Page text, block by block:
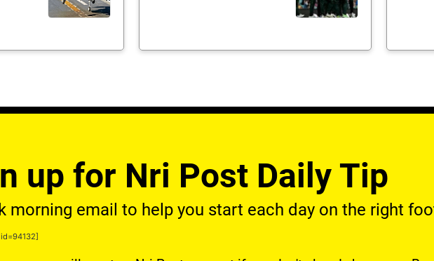
up for Nri Post Daily Tip
morning email to help you start each day on the right